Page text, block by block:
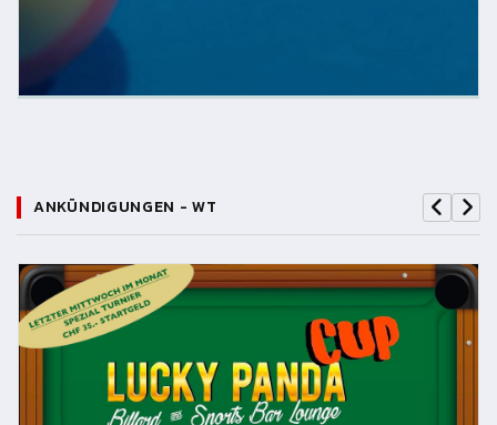
ANKÜNDIGUNGEN - WT